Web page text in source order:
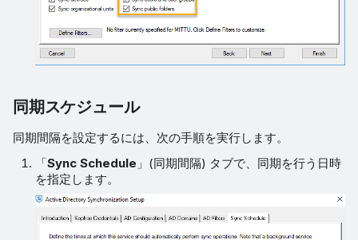
同期スケジュール
同期間隔を設定するには、次の手順を実行します。
「Sync Schedule 」(同期間隔) タブで、同期を行う日時
を指定します。